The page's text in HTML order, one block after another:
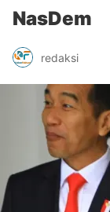
NasDem
redaksi